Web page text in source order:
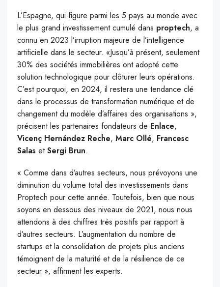
L’Espagne, qui figure parmi les 5 pays au monde avec
le plus grand investissement cumulé dans proptech, a
connu en 2023 l’irruption majeure de l’intelligence
artificielle dans le secteur. «Jusqu’à présent, seulement
30% des sociétés immobilières ont adopté cette
solution technologique pour clôturer leurs opérations.
C’est pourquoi, en 2024, il restera une tendance clé
dans le processus de transformation numérique et de
changement du modèle d’affaires des organisations »,
précisent les partenaires fondateurs de Enlace,
Vicenç Hernández Reche, Marc Ollé, Francesc
Salas etSergi Brun.
« Comme dans d’autres secteurs, nous prévoyons une
diminution du volume total des investissements dans
Proptech pour cette année. Toutefois, bien que nous
soyons en dessous des niveaux de 2021, nous nous
attendons à des chiffres très positifs par rapport à
d’autres secteurs. L’augmentation du nombre de
startups et la consolidation de projets plus anciens
témoignent de la maturité et de la résilience de ce
secteur », affirment les experts.